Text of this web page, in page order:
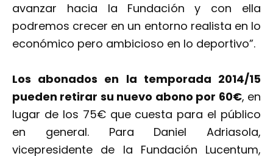
avanzar hacia la Fundación y con ella
podremos crecer en un entorno realista en lo
económico pero ambicioso en lo deportivo”.
Los abonados en la temporada 2014/15
pueden retirar su nuevo abono por 60€, en
lugar de los 75€ que cuesta para el público
en general. Para Daniel Adriasola,
vicepresidente de la Fundación Lucentum,